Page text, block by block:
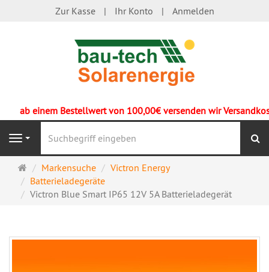
Zur Kasse Ihr Konto Anmelden
einem Bestellwert von 100,00€ versenden wir
Navigation
Startseite
Markensuche
Victron Energy
Batterieladegeräte
Victron Blue Smart IP65 12V 5A Batterieladegerät